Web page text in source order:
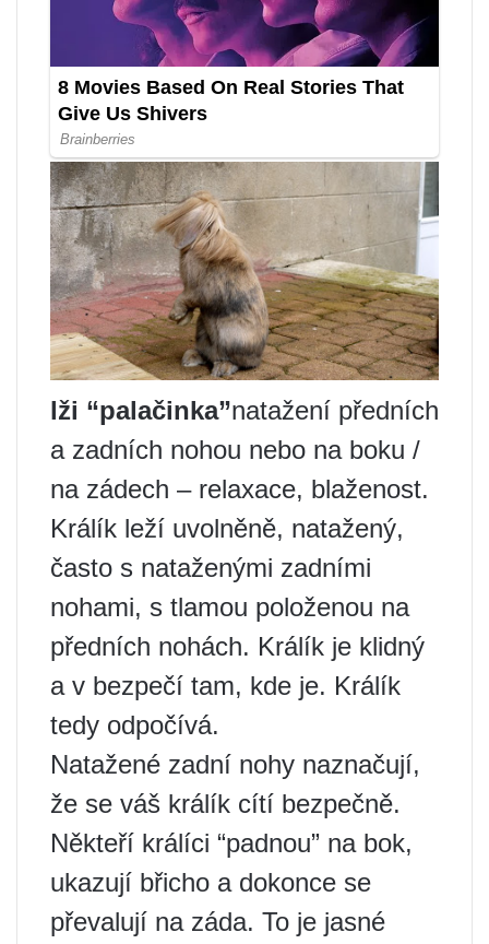
lži “palačinka”natažení předních
a zadních nohou nebo na boku /
na zádech – relaxace, blaženost.
Králík leží uvolněně, natažený,
často s nataženými zadními
nohami, s tlamou položenou na
předních nohách. Králík je klidný
a v bezpečí tam, kde je. Králík
tedy odpočívá.
Natažené zadní nohy naznačují,
že se váš králík cítí bezpečně.
Někteří králíci “padnou” na bok,
ukazují břicho a dokonce se
převalují na záda. To je jasné